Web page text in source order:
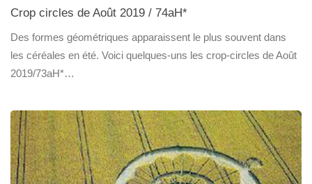
Crop circles de Août 2019 / 74aH*
Des formes géométriques apparaissent le plus souvent dans
les céréales en été. Voici quelques-uns les crop-circles de Août
2019/73aH*…